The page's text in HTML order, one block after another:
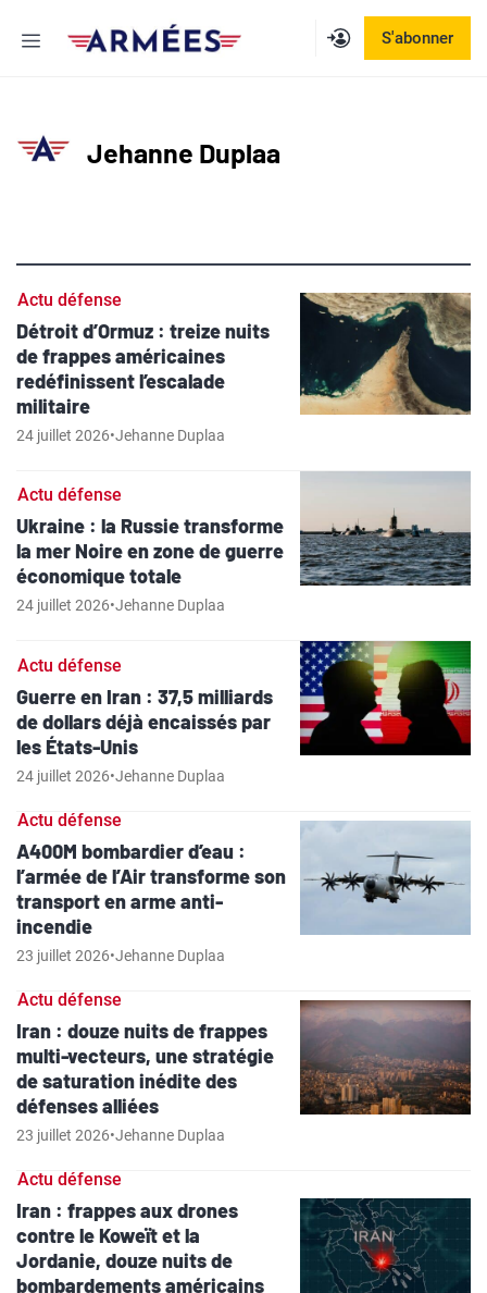
S'abonner
Menu
Jehanne Duplaa
Actu défense
Détroit d’Ormuz : treize nuits
de frappes américaines
redéfinissent l’escalade
militaire
24 juillet 2026•Jehanne Duplaa
Actu défense
Ukraine : la Russie transforme
la mer Noire en zone de guerre
économique totale
24 juillet 2026•Jehanne Duplaa
Actu défense
Guerre en Iran : 37,5 milliards
de dollars déjà encaissés par
les États-Unis
24 juillet 2026•Jehanne Duplaa
Actu défense
A400M bombardier d’eau :
l’armée de l’Air transforme son
transport en arme anti-
incendie
23 juillet 2026•Jehanne Duplaa
Actu défense
Iran : douze nuits de frappes
multi-vecteurs, une stratégie
de saturation inédite des
défenses alliées
23 juillet 2026•Jehanne Duplaa
Actu défense
Iran : frappes aux drones
contre le Koweït et la
Jordanie, douze nuits de
bombardements américains